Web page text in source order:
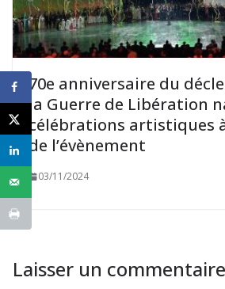
70e anniversaire du
la Guerre de Libération
célébrations artistiques
de l’évènement
03/11/2024
Laisser un commentaire